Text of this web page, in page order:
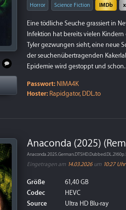
Horror Science Fiction IMDb
Eine tödliche Seuche grassiert in
Infektion hat bereits vielen Kindern
Tyler gezwungen sieht, eine neue
der seuchenübertragenden
Epidemie wird gestoppt und
Passwort: NIMA4K
Hoster: Rapidgator, DDL.to
Anaconda (2025)
Eingetragen am 14.03.2026um 10:27 Uhr
Größe
61,40 GB
Codec
HEVC
Source
Ultra HD Blu-ray